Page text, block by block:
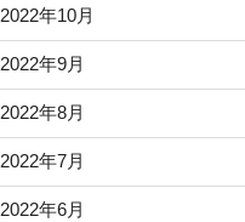
2022年10月
2022年9月
2022年8月
2022年7月
2022年6月